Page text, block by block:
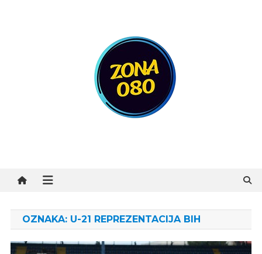
OZNAKA: U-21 REPREZENTACIJA BIH